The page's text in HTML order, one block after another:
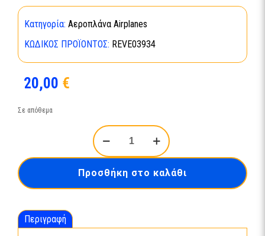
Κατηγορία: Αεροπλάνα Airplanes
ΚΩΔΙΚΌΣ ΠΡΟΪΌΝΤΟΣ: REVE03934
20,00 €
Σε απόθεμα
Vampire
F
Mk.3-
ποσότητα
Προσθήκη στο καλάθι
Περιγραφή